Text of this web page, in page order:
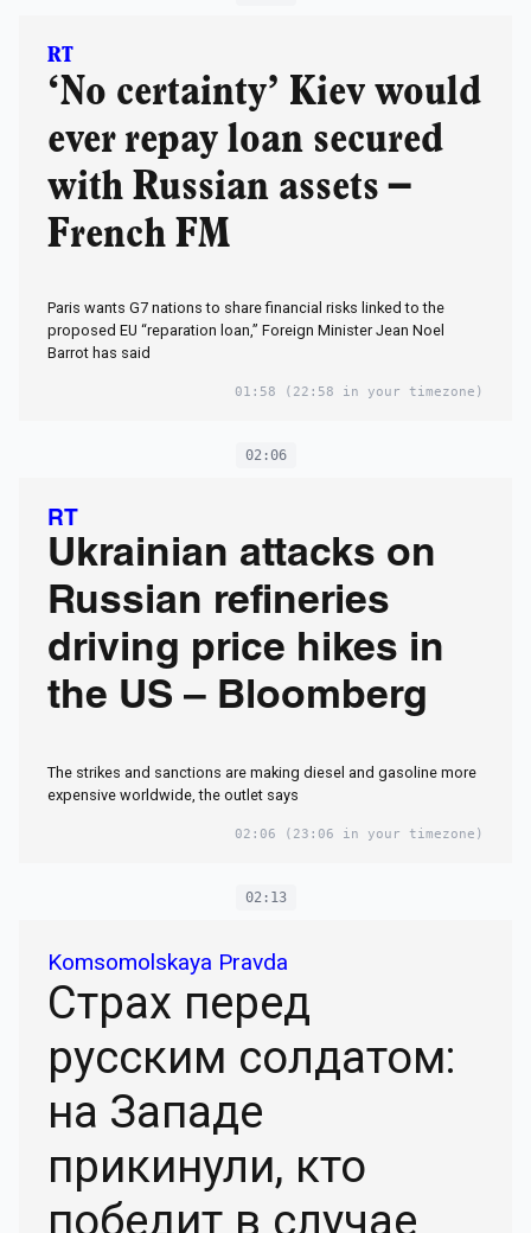
RT
‘No certainty’ Kiev would
ever repay loan secured
with Russian assets –
French FM
Paris wants G7 nations to share financial risks linked to the
proposed EU “reparation loan,” Foreign Minister Jean Noel
Barrot has said
01:58 (22:58 in your timezone)
02:06
RT
Ukrainian attacks on
Russian refineries
driving price hikes in
the US – Bloomberg
The strikes and sanctions are making diesel and gasoline more
expensive worldwide, the outlet says
02:06 (23:06 in your timezone)
02:13
Komsomolskaya Pravda
Страх перед
русским солдатом:
на Западе
прикинули, кто
победит в случае